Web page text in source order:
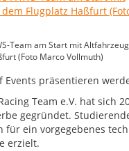
Team am Start mit
(Foto Marco Vollmuth)
Events präsentieren
Team e.V. hat sich
gegründet.
für ein vorgegebenes
erzielt.